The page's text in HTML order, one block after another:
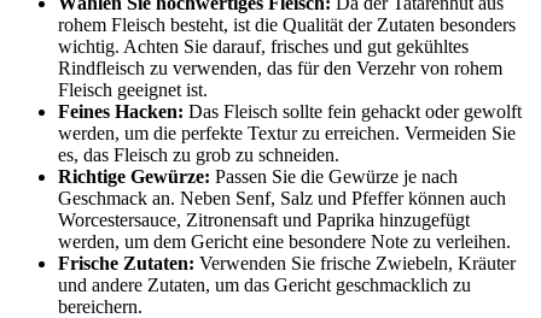
rohem Fleisch besteht, ist die Qualität der Zutaten besonders
wichtig. Achten Sie darauf, frisches und gut gekühltes
Rindfleisch zu verwenden, das für den Verzehr von rohem
Fleisch geeignet ist.
Feines Hacken: Das Fleisch sollte fein gehackt oder gewolft
werden, um die perfekte Textur zu erreichen. Vermeiden Sie
es, das Fleisch zu grob zu schneiden.
Richtige Gewürze: Passen Sie die Gewürze je nach
Geschmack an. Neben Senf, Salz und Pfeffer können auch
Worcestersauce, Zitronensaft und Paprika hinzugefügt
werden, um dem Gericht eine besondere Note zu verleihen.
Frische Zutaten: Verwenden Sie frische Zwiebeln, Kräuter
und andere Zutaten, um das Gericht geschmacklich zu
bereichern.